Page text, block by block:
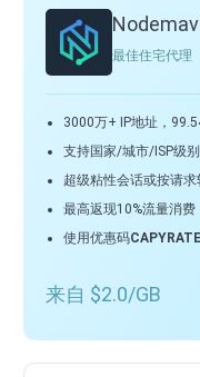
最佳住宅代理
3000万+ IP地址，
支持国家/城市/ISP级
超级粘性会话或按请求
最高返现10%流量消费
使用优惠码
来自 $2.0/GB